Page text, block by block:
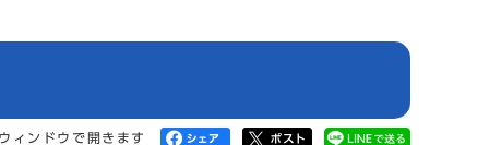
ィンドウで開きます